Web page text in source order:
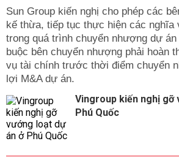
Sun Group kiến nghị cho phép các
kế thừa, tiếp tục thực hiện các nghĩa
trong quá trình chuyển nhượng dự
buộc bên chuyển nhượng phải hoàn
vụ tài chính trước thời điểm chuyển
lợi M&A dự án.
Vingroup kiến nghị gỡ
Phú Quốc